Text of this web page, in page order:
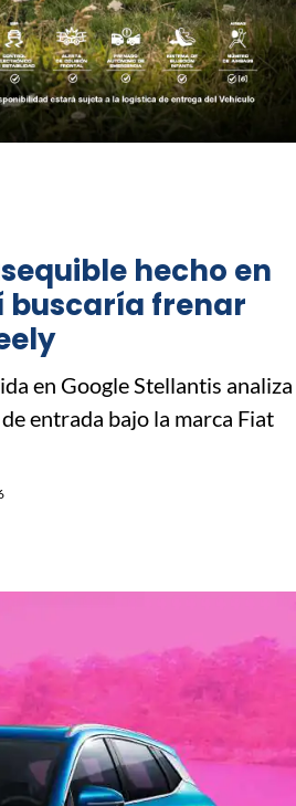
hecho en
buscaría frenar
en Google Stellantis analiza
entrada bajo la marca Fiat